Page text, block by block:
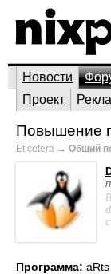
Новости
Проект
Повышение
Et cetera → Общий
Программа: